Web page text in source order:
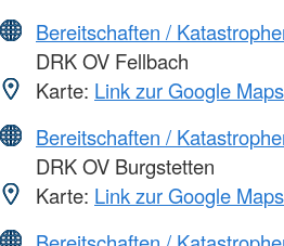
Bereitschaften /
DRK OV Fellbach
Karte: Link zur Google
Bereitschaften /
DRK OV Burgstetten
Karte: Link zur Google